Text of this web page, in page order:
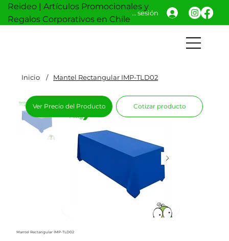
Reideo | Artículos Promocionales y
Regalos Corporativos en Chile
Iniciar sesión
Inicio / Mantel Rectangular IMP-TLD02
Mantel Rectangular IMP-TLD02
Ver Precio del Producto Cotizar producto